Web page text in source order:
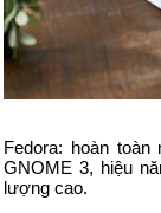
Fedora: hoàn
GNOME 3, hiệu
lượng cao.